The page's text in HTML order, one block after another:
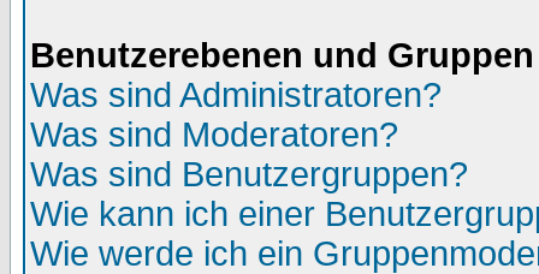
Benutzerebenen und Gruppen
Was sind Administratoren?
Was sind Moderatoren?
Was sind Benutzergruppen?
Wie kann ich einer
Wie werde ich ein